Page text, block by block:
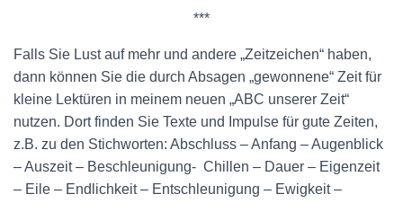
***
Falls Sie Lust auf mehr und andere „Zeitzeichen“ haben,
dann können Sie die durch Absagen „gewonnene“ Zeit für
kleine Lektüren in meinem neuen „ABC unserer Zeit“
nutzen. Dort finden Sie Texte und Impulse für gute Zeiten,
z.B. zu den Stichworten: Abschluss – Anfang – Augenblick
– Auszeit – Beschleunigung- Chillen – Dauer – Eigenzeit
– Eile – Endlichkeit – Entschleunigung – Ewigkeit –